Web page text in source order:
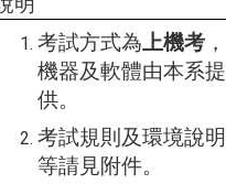
考試方式為 上機考，
機器及軟體由本系提
供。
考試規則及環境說明
等請見附件。